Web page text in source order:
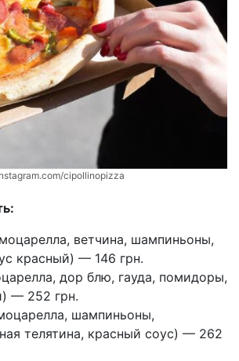
cipollinopizza
ветчина, шампиньоны,
красный) — 146 грн.
дор блю, гауда, помидоры,
— 252 грн.
шампиньоны,
телятина, красный соус) — 262